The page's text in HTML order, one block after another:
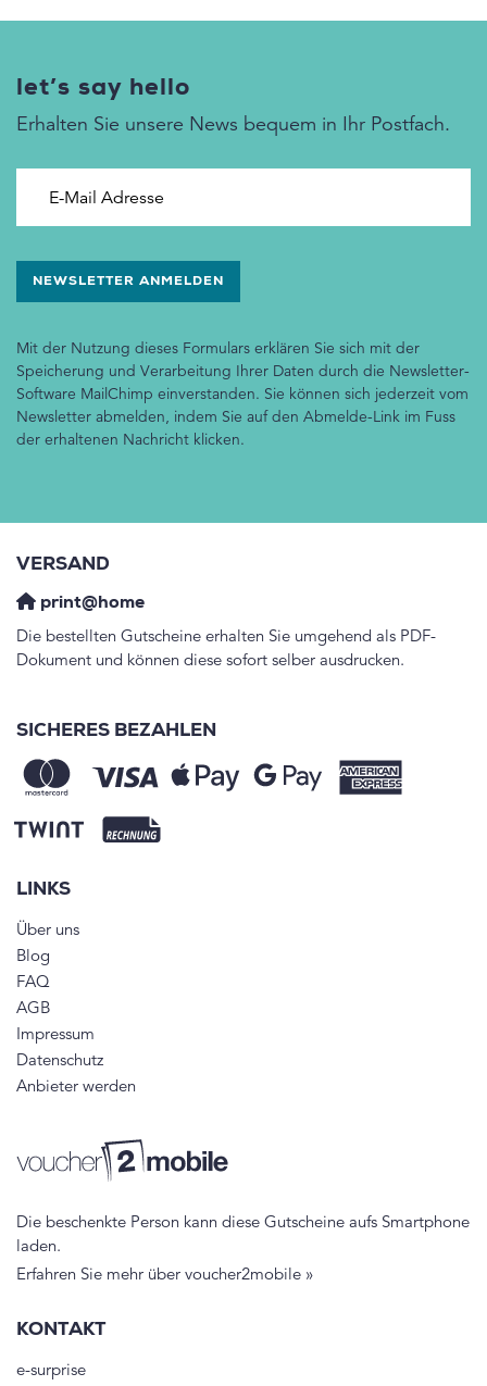
let’s say hello
Erhalten Sie unsere News bequem in Ihr Postfach.
Mit der Nutzung dieses Formulars erklären Sie sich mit der
Speicherung und Verarbeitung Ihrer Daten durch die Newsletter-
Software MailChimp einverstanden. Sie können sich jederzeit vom
Newsletter abmelden, indem Sie auf den Abmelde-Link im Fuss
der erhaltenen Nachricht klicken.
VERSAND
print@home
Die bestellten Gutscheine erhalten Sie umgehend als PDF-
Dokument und können diese sofort selber ausdrucken.
SICHERES BEZAHLEN
LINKS
Über uns
Blog
FAQ
AGB
Impressum
Datenschutz
Anbieter werden
Die beschenkte Person kann diese Gutscheine aufs Smartphone
laden.
Erfahren Sie mehr über voucher2mobile »
KONTAKT
e-surprise